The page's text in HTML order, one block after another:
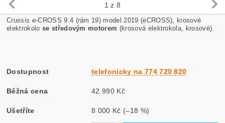
1 z 8
Crussis e-CROSS 9.4 (rám 19) model 2019 (eCROSS), krosové
elektrokolo se středovým motorem (krosová elektrokola, krosové).
Dostupnost telefonicky na 774 720 820
Běžná cena 42 990 Kč
Ušetříte 8 000 Kč (–18 %)